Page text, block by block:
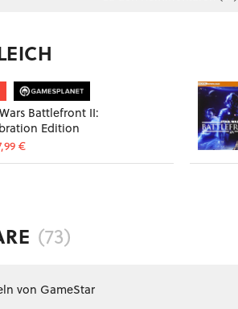
Battlefront II:
Edition
€
(73)
von GameStar